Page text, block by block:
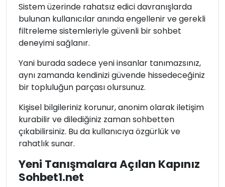
Sistem üzerinde rahatsız edici davranışlarda
bulunan kullanıcılar anında engellenir ve gerekli
filtreleme sistemleriyle güvenli bir sohbet
deneyimi sağlanır.
Yani burada sadece yeni insanlar tanımazsınız,
aynı zamanda kendinizi güvende hissedeceğiniz
bir topluluğun parçası olursunuz.
Kişisel bilgileriniz korunur, anonim olarak iletişim
kurabilir ve dilediğiniz zaman sohbetten
çıkabilirsiniz. Bu da kullanıcıya özgürlük ve
rahatlık sunar.
Yeni Tanışmalara Açılan Kapınız
Sohbet1.net